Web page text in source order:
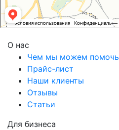
О нас
Чем мы можем помочь
Прайс-лист
Наши клиенты
Отзывы
Статьи
Для бизнеса